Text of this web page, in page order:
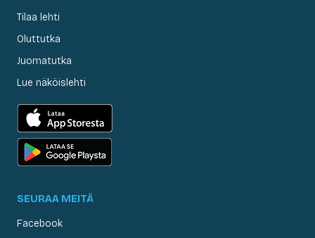
Tilaa lehti
Oluttutka
Juomatutka
Lue näköislehti
SEURAA MEITÄ
Facebook